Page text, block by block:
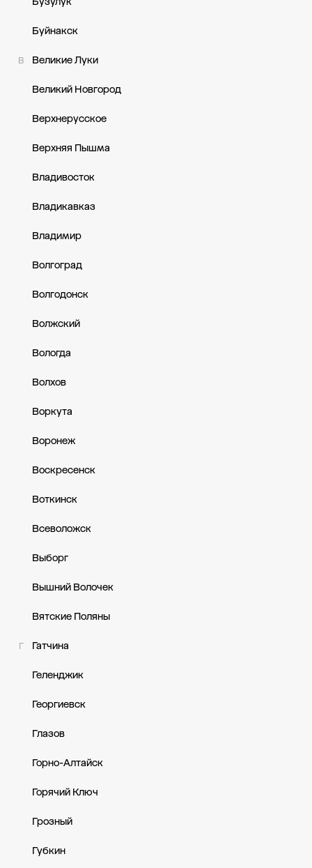
Буйнакск
В Великие Луки
Великий Новгород
Верхнерусское
Верхняя Пышма
Владивосток
Владикавказ
Владимир
Волгоград
Волгодонск
Волжский
Вологда
Волхов
Воркута
Воронеж
Воскресенск
Воткинск
Всеволожск
Выборг
Вышний Волочек
Вятские Поляны
Г Гатчина
Геленджик
Георгиевск
Глазов
Горно-Алтайск
Горячий Ключ
Грозный
Губкин